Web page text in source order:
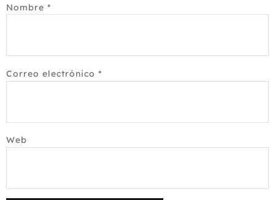
Nombre *
Correo electrónico *
Web